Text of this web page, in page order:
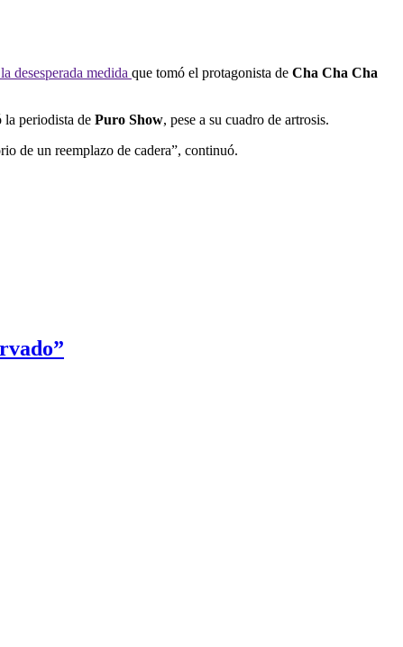
desesperada medida que tomó el protagonista de Cha Cha Cha
la periodista de Puro Show, pese a su cuadro de artrosis.
de un reemplazo de cadera”, continuó.